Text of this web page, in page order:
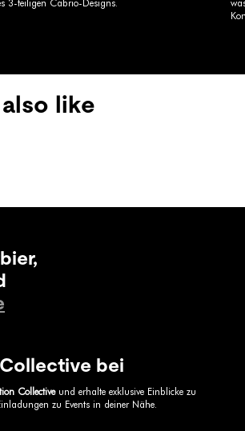
like
bei
Collectiveund erhalte exklusive Einblicke zu
zu Events in deiner Nähe.